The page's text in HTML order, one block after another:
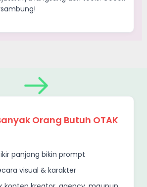
Orang Butuh OTAK
panjang bikin prompt
visual & karakter